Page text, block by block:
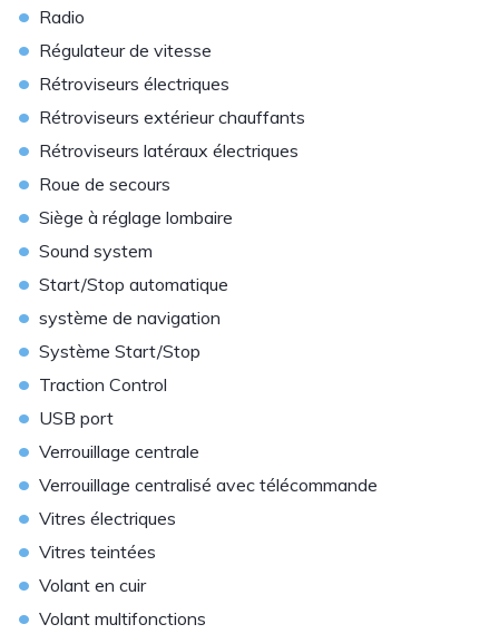
• Radio
• Régulateur de vitesse
• Rétroviseurs électriques
• Rétroviseurs extérieur chauffants
• Rétroviseurs latéraux électriques
• Roue de secours
• Siège à réglage lombaire
• Sound system
• Start/Stop automatique
• système de navigation
• Système Start/Stop
• Traction Control
• USB port
• Verrouillage centrale
• Verrouillage centralisé avec télécommande
• Vitres électriques
• Vitres teintées
• Volant en cuir
• Volant multifonctions